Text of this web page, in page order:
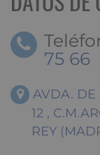
75 66
AVDA. DE
12 ,
REY